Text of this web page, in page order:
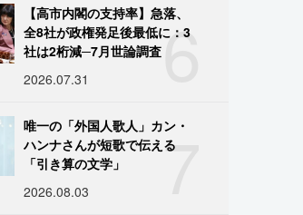
6
【高市内閣の支持率】急落、
全8社が政権発足後最低に：3
社は2桁減─7月世論調査
2026.07.31
7
唯一の「外国人歌人」カン・
ハンナさんが短歌で伝える
「引き算の文学」
2026.08.03